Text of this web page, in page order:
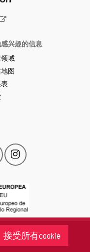
接受所有cookie
兴趣的信息
域
图
Instagram
此
链
会
开
一
个
新
窗